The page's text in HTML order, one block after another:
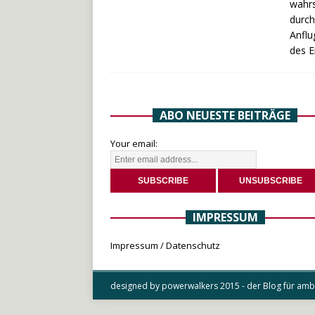
des
ABO NEUESTE BEITRÄGE
Your email:
IMPRESSUM
Impressum / Datenschutz
designed by powerwalkers 2015 - der Blog für